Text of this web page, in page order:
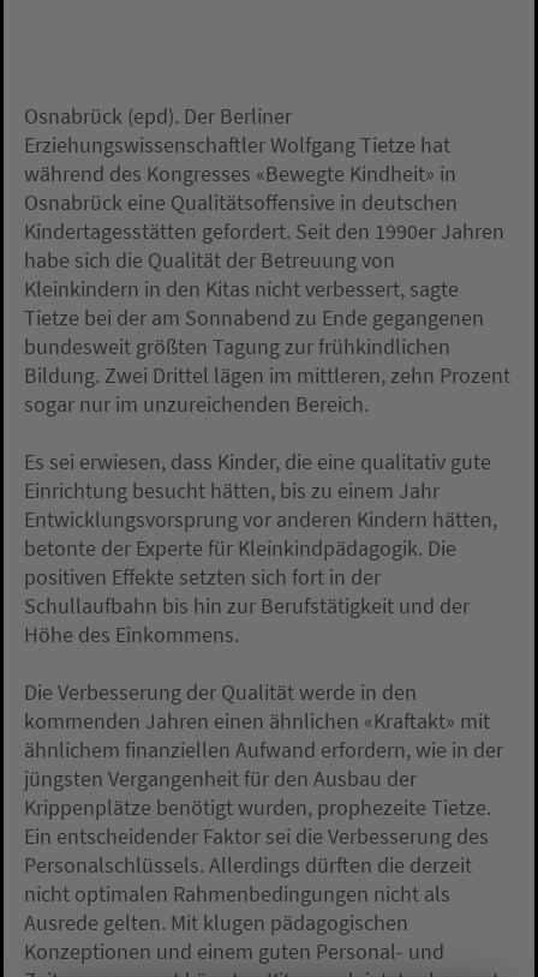
Osnabrück (epd). Der Berliner
Erziehungswissenschaftler Wolfgang Tietze hat
während des Kongresses «Bewegte Kindheit» in
Osnabrück eine Qualitätsoffensive in deutschen
Kindertagesstätten gefordert. Seit den 1990er Jahren
habe sich die Qualität der Betreuung von
Kleinkindern in den Kitas nicht verbessert, sagte
Tietze bei der am Sonnabend zu Ende gegangenen
bundesweit größten Tagung zur frühkindlichen
Bildung. Zwei Drittel lägen im mittleren, zehn Prozent
sogar nur im unzureichenden Bereich.
Es sei erwiesen, dass Kinder, die eine qualitativ gute
Einrichtung besucht hätten, bis zu einem Jahr
Entwicklungsvorsprung vor anderen Kindern hätten,
betonte der Experte für Kleinkindpädagogik. Die
positiven Effekte setzten sich fort in der
Schullaufbahn bis hin zur Berufstätigkeit und der
Höhe des Einkommens.
Die Verbesserung der Qualität werde in den
kommenden Jahren einen ähnlichen «Kraftakt» mit
ähnlichem finanziellen Aufwand erfordern, wie in der
jüngsten Vergangenheit für den Ausbau der
Krippenplätze benötigt wurden, prophezeite Tietze.
Ein entscheidender Faktor sei die Verbesserung des
Personalschlüssels. Allerdings dürften die derzeit
nicht optimalen Rahmenbedingungen nicht als
Ausrede gelten. Mit klugen pädagogischen
Konzeptionen und einem guten Personal- und